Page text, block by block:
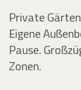
Private
Eigene
Pause.
Zonen.